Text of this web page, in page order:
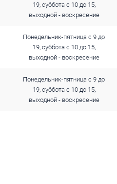
19, суббота с 10 до 15,
выходной - воскресение
Понедельник-пятница с 9 до
19, суббота с 10 до 15,
выходной - воскресение
Понедельник-пятница с 9 до
19, суббота с 10 до 15,
выходной - воскресение